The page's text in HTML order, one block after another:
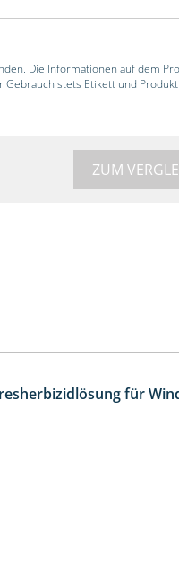
Die Informationen auf dem
stets Etikett und
ZUM
für